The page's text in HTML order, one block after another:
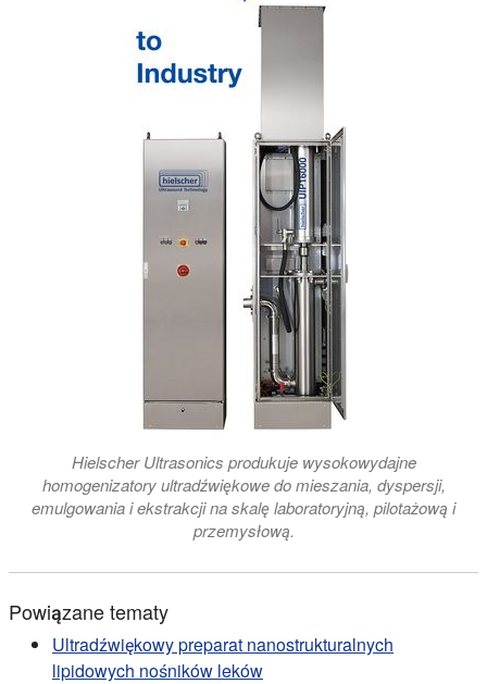
Hielscher Ultrasonics produkuje wysokowydajne
homogenizatory ultradźwiękowe do mieszania, dyspersji,
emulgowania i ekstrakcji na skalę laboratoryjną, pilotażową i
przemysłową.
Powiązane tematy
Ultradźwiękowy preparat nanostrukturalnych
lipidowych nośników leków